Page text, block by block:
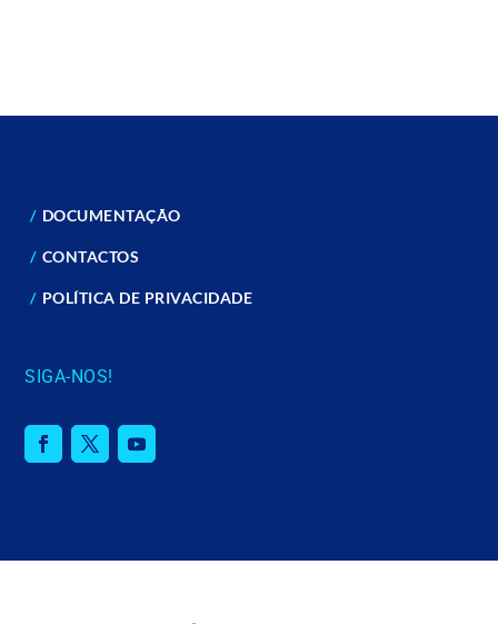
DOCUMENTAÇÃO
CONTACTOS
POLÍTICA DE PRIVACIDADE
SIGA-NOS!